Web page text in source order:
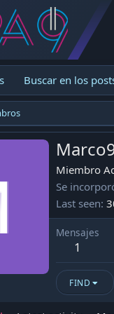
Buscar en los
Miembro
Se
Last seen
Mensajes
1
FIND